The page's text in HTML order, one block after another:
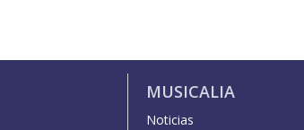
MUSICALIA
Noticias